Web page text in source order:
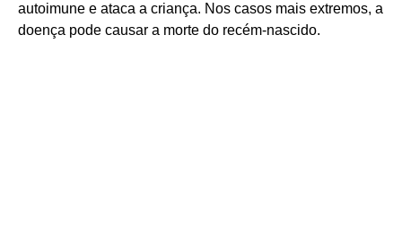
autoimune e ataca a criança. Nos casos mais extremos, a
doença pode causar a morte do recém-nascido.